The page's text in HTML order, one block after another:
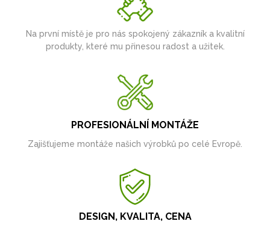
Na první místě je pro nás spokojený zákazník a kvalitní
produkty, které mu přinesou radost a užitek.
PROFESIONÁLNÍ MONTÁŽE
Zajišťujeme montáže našich výrobků po celé Evropě.
DESIGN, KVALITA, CENA